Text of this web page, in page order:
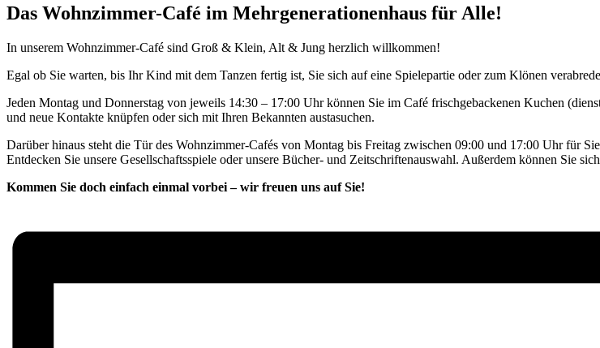
Das Wohnzimmer-Café im Mehrgenerationenhaus für Alle!
In unserem Wohnzimmer-Café sind Groß & Klein, Alt & Jung herzlich willkommen!
Egal ob Sie warten, bis Ihr Kind mit dem Tanzen fertig ist, Sie sich auf eine Spielepartie oder zum Klönen
Jeden Montag und Donnerstag von jeweils 14:30 – 17:00 Uhr können Sie im Café frischgebackenen Kuchen
und neue Kontakte knüpfen oder sich mit Ihren Bekannten austasuchen.
Darüber hinaus steht die Tür des Wohnzimmer-Cafés von Montag bis Freitag zwischen 09:00 und 17:00 Uhr für
Entdecken Sie unsere Gesellschaftsspiele oder unsere Bücher- und Zeitschriftenauswahl. Außerdem können Sie
Kommen Sie doch einfach einmal vorbei – wir freuen uns auf Sie!